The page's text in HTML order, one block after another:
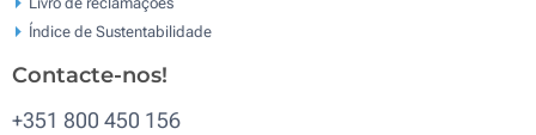
Índice de Sustentabilidade
Contacte-nos!
+351 800 450 156